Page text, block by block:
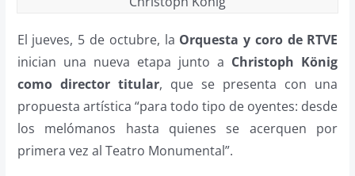
El jueves, 5 de octubre, la Orquesta y coro de RTVE
inician una nueva etapa junto a Christoph König
como director titular, que se presenta con una
propuesta artística “para todo tipo de oyentes: desde
los melómanos hasta quienes se acerquen por
primera vez al Teatro Monumental”.